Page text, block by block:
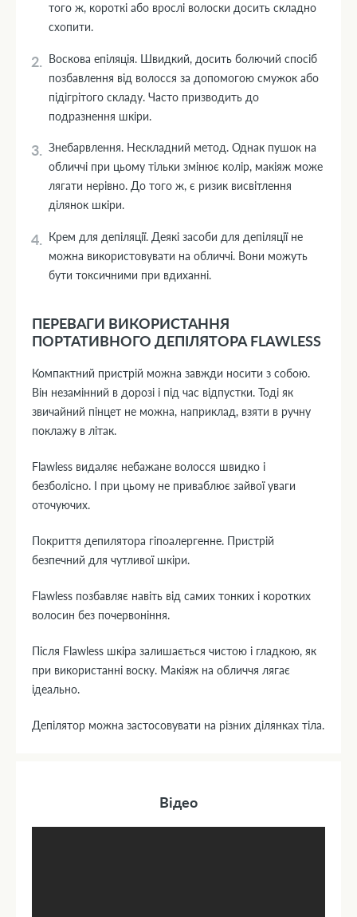
того ж, короткі або врослі волоски досить складно
схопити.
Воскова епіляція. Швидкий, досить болючий спосіб
позбавлення від волосся за допомогою смужок або
підігрітого складу. Часто призводить до
подразнення шкіри.
Знебарвлення. Нескладний метод. Однак пушок на
обличчі при цьому тільки змінює колір, макіяж може
лягати нерівно. До того ж, є ризик висвітлення
ділянок шкіри.
Крем для депіляції. Деякі засоби для депіляції не
можна використовувати на обличчі. Вони можуть
бути токсичними при вдиханні.
ПЕРЕВАГИ ВИКОРИСТАННЯ
ПОРТАТИВНОГО ДЕПІЛЯТОРА FLAWLESS
Компактний пристрій можна завжди носити з собою.
Він незамінний в дорозі і під час відпустки. Тоді як
звичайний пінцет не можна, наприклад, взяти в ручну
поклажу в літак.
Flawless видаляє небажане волосся швидко і
безболісно. І при цьому не приваблює зайвої уваги
оточуючих.
Покриття депилятора гіпоалергенне. Пристрій
безпечний для чутливої ​​шкіри.
Flawless позбавляє навіть від самих тонких і коротких
волосин без почервоніння.
Після Flawless шкіра залишається чистою і гладкою, як
при використанні воску. Макіяж на обличчя лягає
ідеально.
Депілятор можна застосовувати на різних ділянках тіла.
Відео